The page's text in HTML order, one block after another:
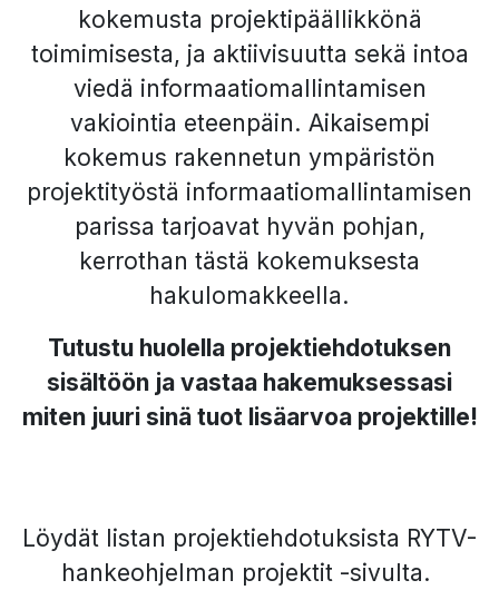
kokemusta projektipäällikkönä
toimimisesta, ja aktiivisuutta sekä intoa
viedä informaatiomallintamisen
vakiointia eteenpäin. Aikaisempi
kokemus rakennetun ympäristön
projektityöstä informaatiomallintamisen
parissa tarjoavat hyvän pohjan,
kerrothan tästä kokemuksesta
hakulomakkeella.
Tutustu huolella projektiehdotuksen
sisältöön ja vastaa hakemuksessasi
miten juuri sinä tuot lisäarvoa projektille!
Löydät listan projektiehdotuksista RYTV-
hankeohjelman projektit -sivulta.